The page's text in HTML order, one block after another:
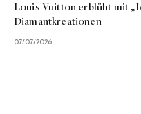
Louis Vuitton erblüht mit
Diamantkreationen
07/07/2026